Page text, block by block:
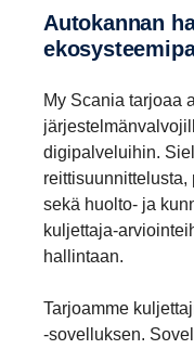
Autokannan hallinta ja
My Scania tarjoaa
digipalveluihin.
sekä huolto- ja
kuljettaja-
hallintaan.
Tarjoamme
-sovelluksen.